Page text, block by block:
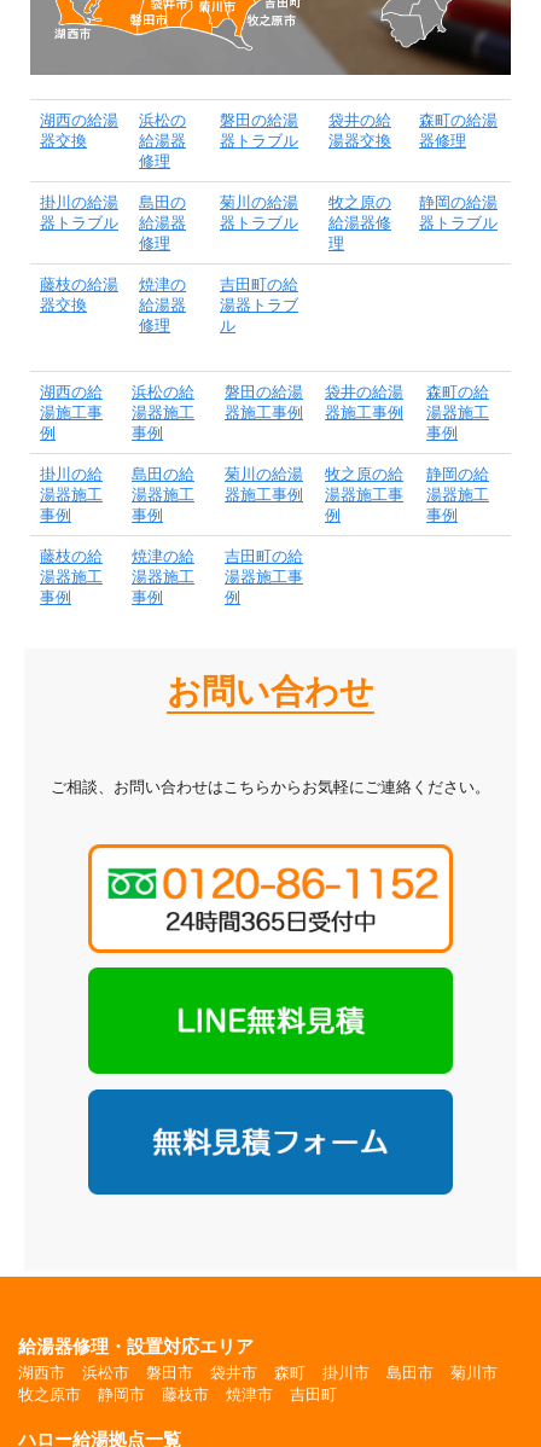
湖西の給湯
器交換
浜松の
給湯器
修理
磐田の給湯
器トラブル
袋井の給
湯器交換
森町の給湯
器修理
掛川の給湯
器トラブル
島田の
給湯器
修理
菊川の給湯
器トラブル
牧之原の
給湯器修
理
静岡の給湯
器トラブル
藤枝の給湯
器交換
焼津の
給湯器
修理
吉田町の給
湯器トラブ
ル
湖西の給
湯施工事
例
浜松の給
湯器施工
事例
磐田の給湯
器施工事例
袋井の給湯
器施工事例
森町の給
湯器施工
事例
掛川の給
湯器施工
事例
島田の給
湯器施工
事例
菊川の給湯
器施工事例
牧之原の給
湯器施工事
例
静岡の給
湯器施工
事例
藤枝の給
湯器施工
事例
焼津の給
湯器施工
事例
吉田町の給
湯器施工事
例
お問い合わせ
ご相談、お問い合わせはこちらからお気軽にご連絡ください。
給湯器修理・設置対応エリア
湖西市 浜松市 磐田市 袋井市 森町 掛川市 島田市
菊川市
牧之原市
静岡市 藤枝市 焼津市 吉田町
ハロー給湯拠点一覧